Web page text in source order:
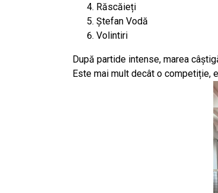
Răscăieți
Ștefan Vodă
Volintiri
După partide intense, marea
Este mai mult decât o competiție,